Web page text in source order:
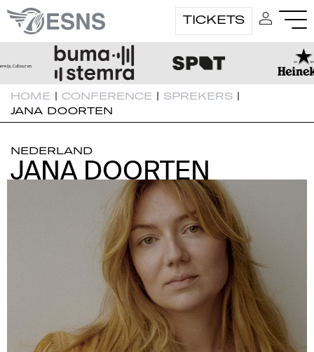
TICKETS
HOME | CONFERENCE | SPREKERS |
JANA DOORTEN
NEDERLAND
JANA DOORTEN
JANA DOORTEN